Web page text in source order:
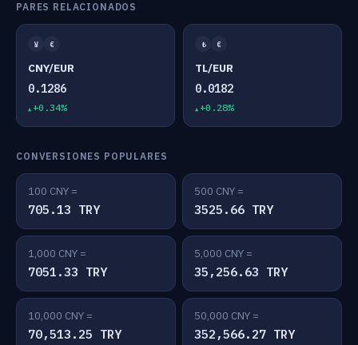
PARES RELACIONADOS
¥ €
CNY/EUR
0.1286
+0.34%
₺ €
TL/EUR
0.0182
+0.28%
CONVERSIONES POPULARES
100 CNY =
705.13 TRY
500 CNY =
3525.66 TRY
1,000 CNY =
7051.33 TRY
5,000 CNY =
35,256.63 TRY
10,000 CNY =
70,513.25 TRY
50,000 CNY =
352,566.27 TRY